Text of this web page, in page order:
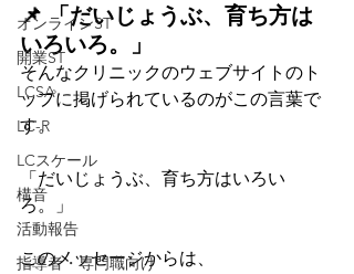
オンラインST
開業ST
LCSA
LC-R
LCスケール
構音
活動報告
指導者・専門職向け
📌 「だいじょうぶ、育ち方は
いろいろ。」
そんなクリニックのウェブサイトのト
ップに掲げられているのがこの言葉で
す。
「だいじょうぶ、育ち方はいろい
ろ。」
このメッセージからは、